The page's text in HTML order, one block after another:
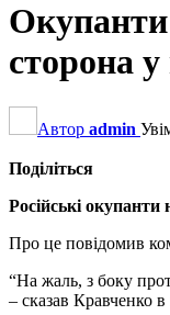
Окупанти
сторона у
Автор admin
Поділіться
Російські
Про це повідомив
“На жаль, з боку
– сказав Кравченко